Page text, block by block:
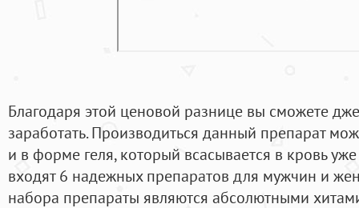
Благодаря этой ценовой разнице вы сможете
заработать. Производиться данный препарат
и в форме геля, который всасывается в кровь
входят 6 надежных препаратов для мужчин и
набора препараты являются абсолютными